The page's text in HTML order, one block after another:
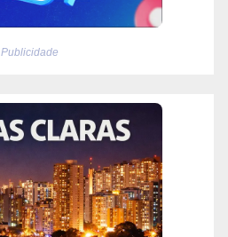
Publicidade